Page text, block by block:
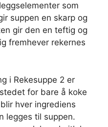
som
suppen en skarp og
gir den en teftig og
fremhever rekernes
i Rekesuppe 2 er
for bare å koke
hver ingrediens
legges til suppen.